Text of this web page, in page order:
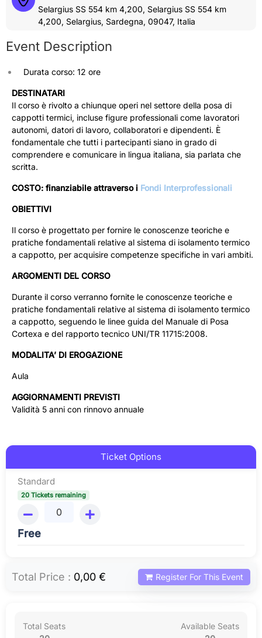
Selargius SS 554 km 4,200, Selargius SS 554 km
4,200, Selargius, Sardegna, 09047, Italia
Event Description
Durata corso: 12 ore
DESTINATARI
Il corso è rivolto a chiunque operi nel settore della posa di
cappotti termici, incluse figure professionali come lavoratori
autonomi, datori di lavoro, collaboratori e dipendenti. È
fondamentale che tutti i partecipanti siano in grado di
comprendere e comunicare in lingua italiana, sia parlata che
scritta.
COSTO: finanziabile attraverso i Fondi Interprofessionali
OBIETTIVI
Il corso è progettato per fornire le conoscenze teoriche e
pratiche fondamentali relative al sistema di isolamento termico
a cappotto, per acquisire competenze specifiche in vari ambiti.
ARGOMENTI DEL CORSO
Durante il corso verranno fornite le conoscenze teoriche e
pratiche fondamentali relative al sistema di isolamento termico
a cappotto, seguendo le linee guida del Manuale di Posa
Cortexa e del rapporto tecnico UNI/TR 11715:2008.
MODALITA’ DI EROGAZIONE
Aula
AGGIORNAMENTI PREVISTI
Validità 5 anni con rinnovo annuale
Ticket Options
Standard
20 Tickets remaining
Free
Total Price : 0,00 € Register For This Event
Total Seats
Available Seats